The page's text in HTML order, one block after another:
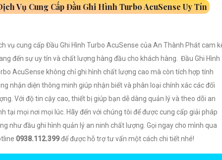
Vụ Cung Cấp Đầu Ghi Hình Turbo AcuSense Uy Tín
vụ cung cấp Đầu Ghi Hình Turbo AcuSense của An Thành Phát cam
đến sự uy tín và chất lượng hàng đầu cho khách hàng. Đầu Ghi Hình
AcuSense không chỉ ghi hình chất lượng cao mà còn tích hợp tính
nhận diện thông minh giúp nhận biết và phân loại chính xác các đối
Với độ tin cậy cao, thiết bị giúp bạn dễ dàng quản lý và theo dõi an
tại mọi nơi mọi lúc. Hãy đến với chúng tôi để được cung cấp giải pháp
như đầu ghi hình quản lý an ninh chất lượng. Gọi ngay cho mình qua
0938.112.399để được hỗ trợ tư vấn một cách chi tiết nhé!